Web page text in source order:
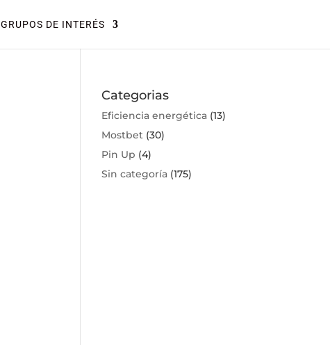
GRUPOS DE INTERÉS
Categorias
Eficiencia energética (13)
Mostbet (30)
Pin Up (4)
Sin categoría (175)